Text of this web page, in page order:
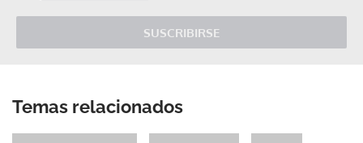
SUSCRIBIRSE
Temas relacionados